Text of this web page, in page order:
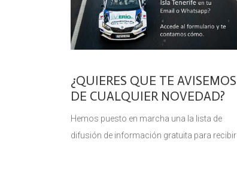
¿QUIERES QUE TE AVISEMOS
DE CUALQUIER NOVEDAD?
Hemos puesto en marcha una la lista de
difusión de información gratuita para recibir